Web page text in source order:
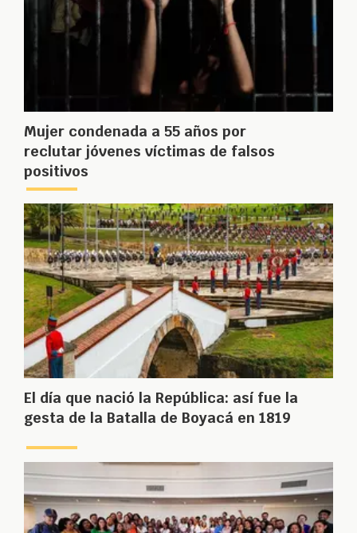
Mujer condenada a 55 años por
reclutar jóvenes víctimas de falsos
positivos
El día que nació la República: así fue la
gesta de la Batalla de Boyacá en 1819